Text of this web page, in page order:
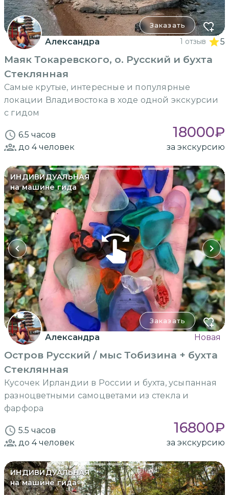
Заказать
Александра 1 отзыв 5
Маяк Токаревского, о. Русский и бухта
Стеклянная
Самые крутые, интересные и популярные
локации Владивостока в ходе одной экскурсии
с гидом
6.5 часов 18000₽
до 4человек за экскурсию
ИНДИВИДУАЛЬНАЯ
на машине гида
Заказать
Александра Новая
Остров Русский / мыс Тобизина + бухта
Стеклянная
Кусочек Ирландии в России и бухта, усыпанная
разноцветными самоцветами из стекла и
фарфора
5.5 часов 16800₽
до 4человек за экскурсию
ИНДИВИДУАЛЬНАЯ
на машине гида